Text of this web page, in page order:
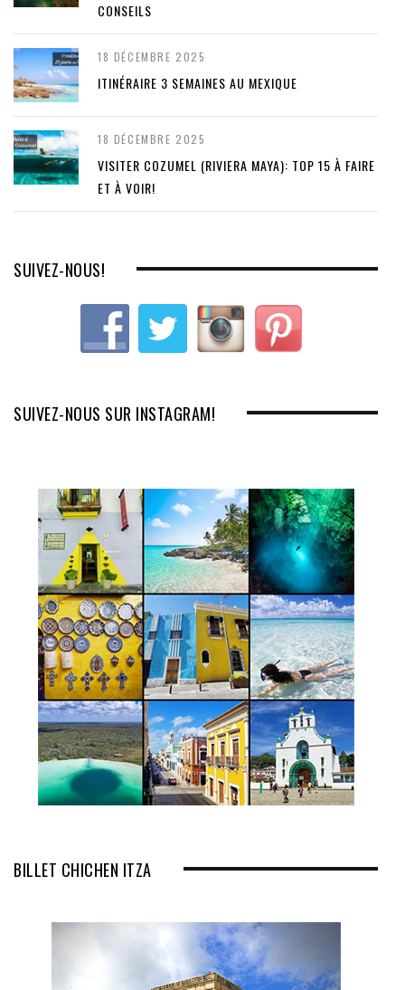
CONSEILS
18 DÉCEMBRE 2025
ITINÉRAIRE 3 SEMAINES AU MEXIQUE
18 DÉCEMBRE 2025
VISITER COZUMEL (RIVIERA MAYA): TOP 15 À FAIRE
ET À VOIR!
SUIVEZ-NOUS!
SUIVEZ-NOUS SUR INSTAGRAM!
BILLET CHICHEN ITZA